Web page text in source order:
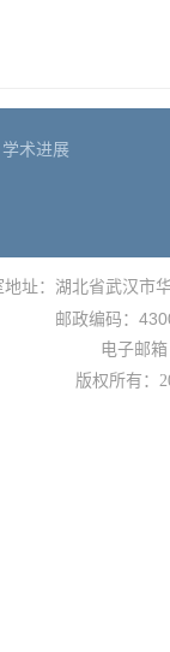
学术进展
地址：湖北省武汉市
邮政编码：
电子邮
版权所有：